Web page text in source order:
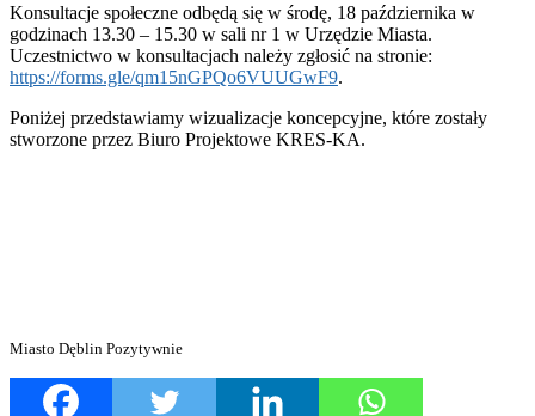
Konsultacje społeczne odbędą się w środę, 18 października w
godzinach 13.30 – 15.30 w sali nr 1 w Urzędzie Miasta.
Uczestnictwo w konsultacjach należy zgłosić na stronie:
https://forms.gle/qm15nGPQo6VUUGwF9.
Poniżej przedstawiamy wizualizacje koncepcyjne, które zostały
stworzone przez Biuro Projektowe KRES-KA.
Miasto Dęblin Pozytywnie